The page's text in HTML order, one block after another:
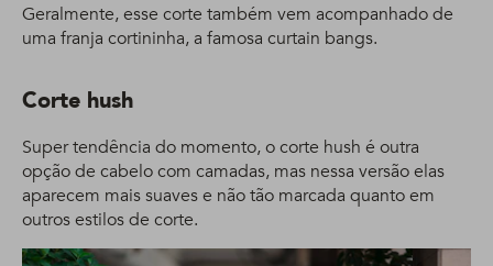
Geralmente, esse corte também vem acompanhado de
uma franja cortininha, a famosa curtain bangs.
Corte hush
Super tendência do momento, o corte hush é outra
opção de cabelo com camadas, mas nessa versão elas
aparecem mais suaves e não tão marcada quanto em
outros estilos de corte.